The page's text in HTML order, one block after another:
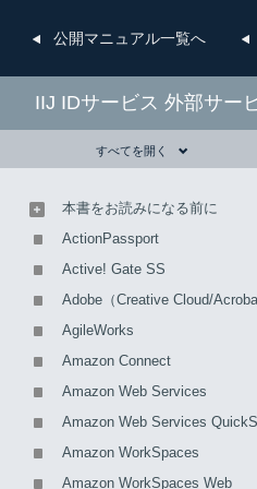
公開マニュアル一覧へ
IIJ IDサービス 外部サー
すべてを開く
本書をお読みになる前に
ActionPassport
Active! Gate SS
Adobe（Creative Cloud/
AgileWorks
Amazon Connect
Amazon Web Services
Amazon Web Services
Amazon WorkSpaces
Amazon WorkSpaces Web